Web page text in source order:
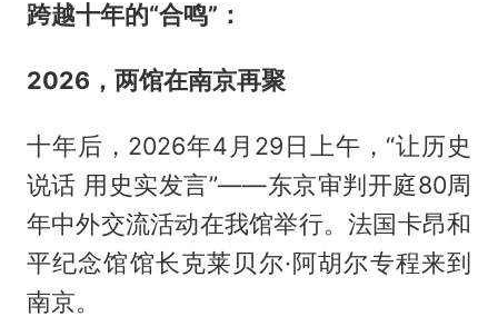
跨越十年的“合鸣”：
2026，两馆在南京再聚
十年后，2026年4月29日上午，“让历史
说话 用史实发言”——东京审判开庭80周
年中外交流活动在我馆举行。法国卡昂和
平纪念馆馆长克莱贝尔·阿胡尔专程来到
南京。